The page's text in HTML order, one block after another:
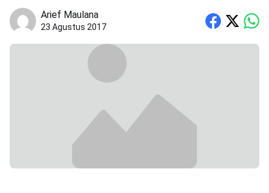
Arief Maulana
23 Agustus 2017